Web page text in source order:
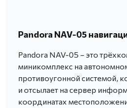
Pandora NAV-05
Pandora NAV-05 – это
миникомплекс на
противоугонной системой,
и отсылает на сервер
координатах